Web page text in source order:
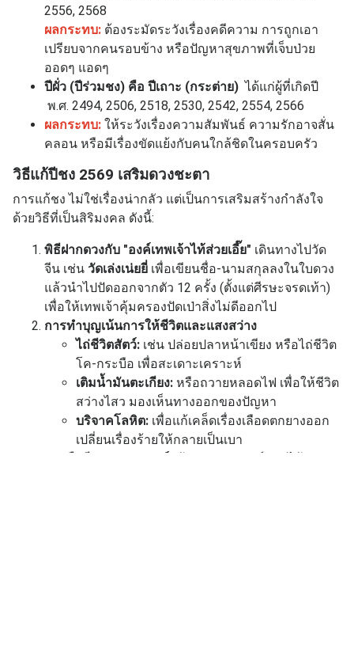
2556, 2568
ผลกระทบ: ต้องระมัดระวังเรื่องคดีความ การถูกเอา
เปรียบจากคนรอบข้าง หรือปัญหาสุขภาพที่เจ็บป่วย
ออดๆ แอดๆ
ปีผั่ว (ปีร่วมชง) คือ ปีเถาะ (กระต่าย)ได้แก่ผู้ที่เกิดปี
พ.ศ. 2494, 2506, 2518, 2530, 2542, 2554, 2566
ผลกระทบ: ให้ระวังเรื่องความสัมพันธ์ ความรักอาจสั่น
คลอน หรือมีเรื่องขัดแย้งกับคนใกล้ชิดในครอบครัว
วิธีแก้ปีชง 2569 เสริมดวงชะตา
การแก้ชง ไม่ใช่เรื่องน่ากลัว แต่เป็นการเสริมสร้างกำลังใจ
ด้วยวิธีที่เป็นสิริมงคล ดังนี้:
พิธีฝากดวงกับ "องค์เทพเจ้าไท้ส่วยเอี๊ย" เดินทางไปวัด
จีน เช่น วัดเล่งเน่ยยี่ เพื่อเขียนชื่อ-นามสกุลลงในใบดวง
แล้วนำไปปัดออกจากตัว 12 ครั้ง (ตั้งแต่ศีรษะจรดเท้า)
เพื่อให้เทพเจ้าคุ้มครองปัดเป่าสิ่งไม่ดีออกไป
การทำบุญเน้นการให้ชีวิตและแสงสว่าง
ไถ่ชีวิตสัตว์: เช่น ปล่อยปลาหน้าเขียง หรือไถ่ชีวิต
โค-กระบือ เพื่อสะเดาะเคราะห์
เติมน้ำมันตะเกียง: หรือถวายหลอดไฟ เพื่อให้ชีวิต
สว่างไสว มองเห็นทางออกของปัญหา
บริจาคโลหิต: เพื่อแก้เคล็ดเรื่องเลือดตกยางออก
เปลี่ยนเรื่องร้ายให้กลายเป็นเบา